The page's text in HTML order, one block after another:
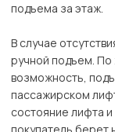
подъема за этаж.
В случае
ручной подъем. По
возможность,
пассажирском
состояние лифта